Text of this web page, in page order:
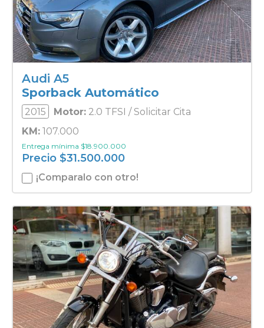
Audi A5
Sporback Automático
2015 Motor: 2.0 TFSI / Solicitar Cita
KM: 107.000
Entrega mínima $18.900.000
Precio $31.500.000
¡Comparalo con otro!